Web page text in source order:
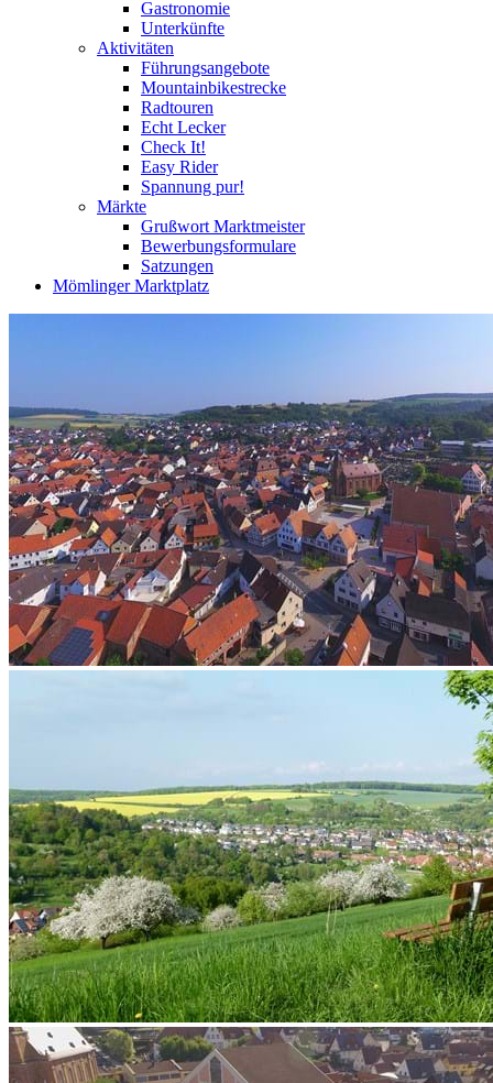
Gastronomie
Unterkünfte
Aktivitäten
Führungsangebote
Mountainbikestrecke
Radtouren
Echt Lecker
Check It!
Easy Rider
Spannung pur!
Märkte
Grußwort Marktmeister
Bewerbungsformulare
Satzungen
Mömlinger Marktplatz